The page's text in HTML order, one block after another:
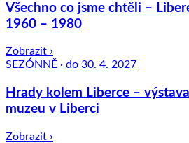
Všechno co jsme chtěli –
1960 – 1980
Zobrazit ›
SEZÓNNĚ · do 30. 4. 2027
Hrady kolem Liberce –
muzeu v Liberci
Zobrazit ›